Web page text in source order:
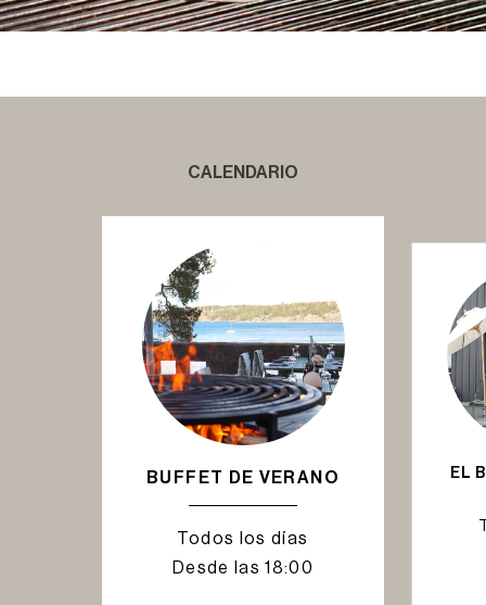
CALENDARIO
BUFFET DE VERANO
Todos los días
Desde las 18:00
EL